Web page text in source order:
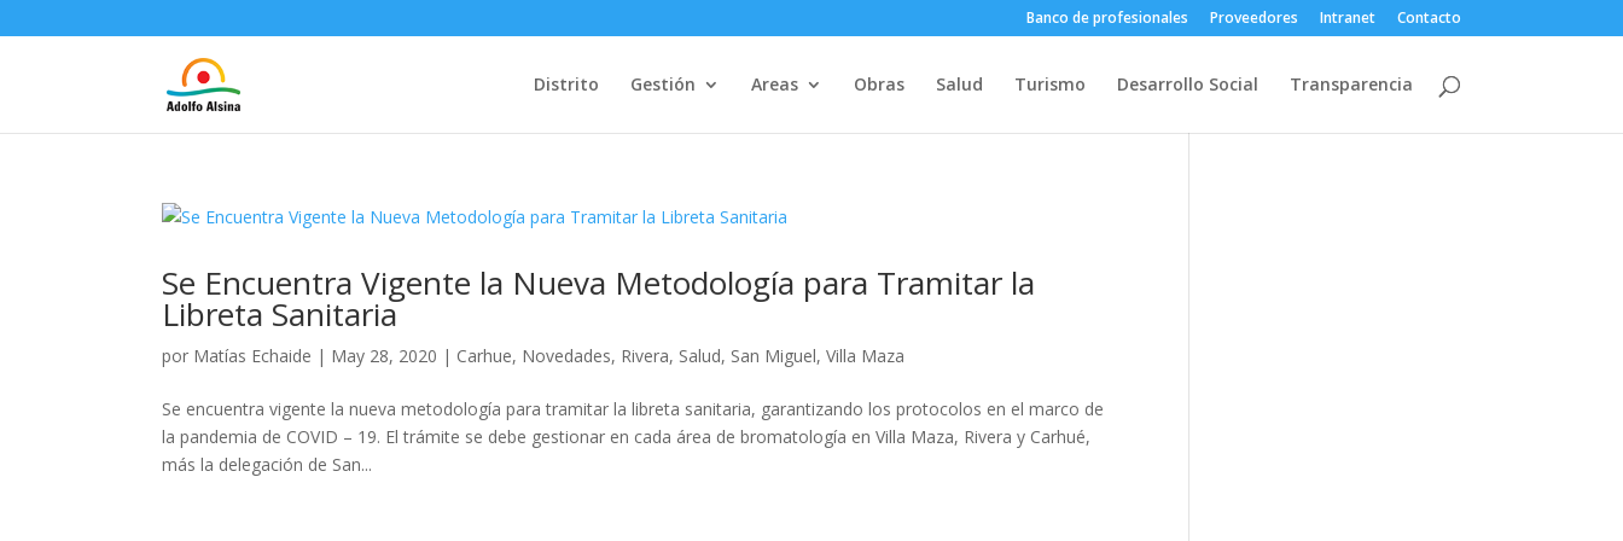
Banco de profesionales Proveedores Intranet Contacto
Distrito Gestión Areas Obras Salud Turismo Desarrollo Social Transparencia
Se Encuentra Vigente la Nueva Metodología para Tramitar la
Libreta Sanitaria
por Matías Echaide | May 28, 2020 | Carhue, Novedades, Rivera, Salud, San Miguel,Villa Maza
Se encuentra vigente la nueva metodología para tramitar la libreta sanitaria, garantizando los protocolos en el marco de
la pandemia de COVID – 19. El trámite se debe gestionar en cada área de bromatología en Villa Maza, Rivera y Carhué,
más la delegación de San...